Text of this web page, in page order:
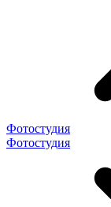
Фотостудия
Фотостудия